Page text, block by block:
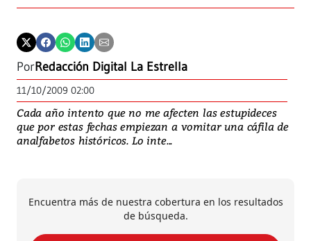
PorRedacción Digital La Estrella
11/10/2009 02:00
Cada año intento que no me afecten las estupideces
que por estas fechas empiezan a vomitar una cáfila de
analfabetos históricos. Lo inte...
Encuentra más de nuestra cobertura en los resultados
de búsqueda.